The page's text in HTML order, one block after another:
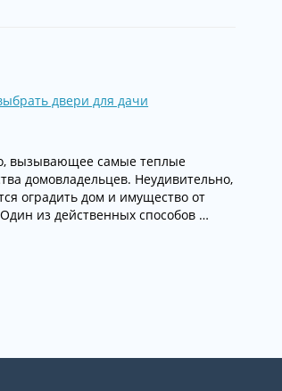
двери для дачи
вызывающее самые теплые
домовладельцев. Неудивительно,
оградить дом и имущество от
из действенных способов …